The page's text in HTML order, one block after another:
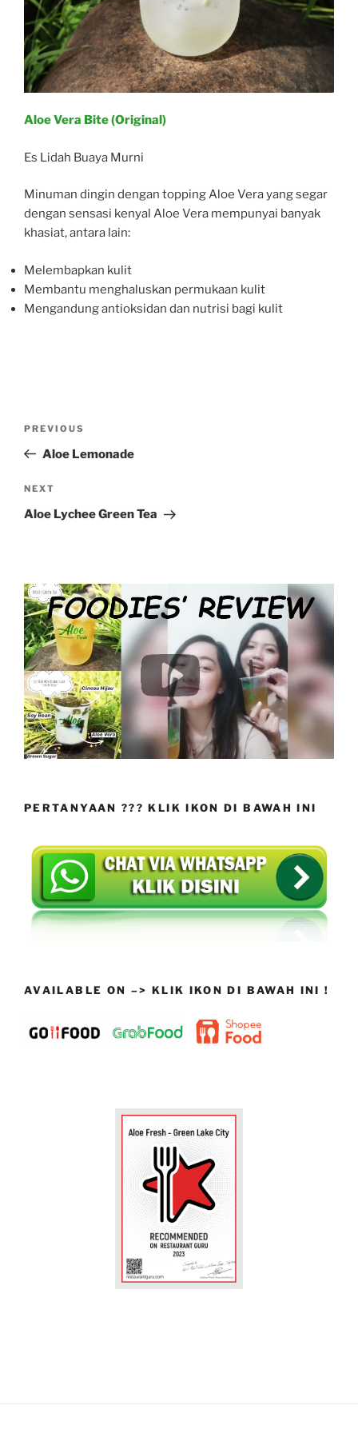
Aloe Vera Bite (Original)
Es Lidah Buaya Murni
Minuman dingin dengan topping Aloe Vera yang segar
dengan sensasi kenyal Aloe Vera mempunyai banyak
khasiat, antara lain:
Melembapkan kulit
Membantu menghaluskan permukaan kulit
Mengandung antioksidan dan nutrisi bagi kulit
Previous
Post
PREVIOUS
Aloe Lemonade
Next
Post
NEXT
Aloe Lychee Green Tea
PERTANYAAN ??? KLIK IKON DI BAWAH INI
AVAILABLE ON –> KLIK IKON DI BAWAH INI !